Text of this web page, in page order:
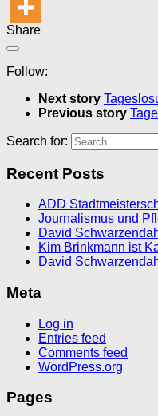
Share
Follow:
Next story
Previous story
Search for:
Recent Posts
ADD
Journalismus und
David
Kim Brinkmann ist
David
Meta
Log in
Entries feed
Comments feed
WordPress.org
Pages